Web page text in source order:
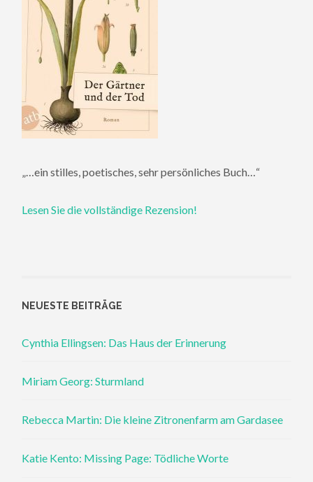
„…ein stilles, poetisches, sehr persönliches Buch…“
Lesen Sie die vollständige Rezension!
NEUESTE BEITRÄGE
Cynthia Ellingsen: Das Haus der Erinnerung
Miriam Georg: Sturmland
Rebecca Martin: Die kleine Zitronenfarm am Gardasee
Katie Kento: Missing Page: Tödliche Worte